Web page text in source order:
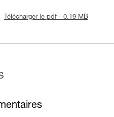
Télécharger le pdf - 0.19 MB